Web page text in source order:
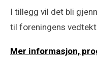
I tillegg vil det bli
til foreningens
Mer informasjon,